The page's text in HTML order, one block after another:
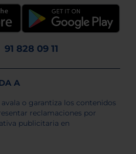
91 828 09 11
A